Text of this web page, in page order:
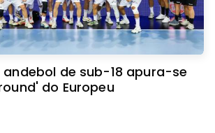
andebol de sub-18 apura-se
do Europeu